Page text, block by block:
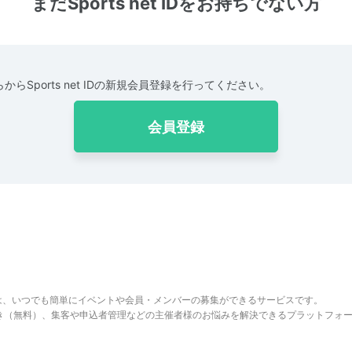
からSports net IDの新規会員登録を行ってください。
会員登録
いつでも簡単にイベントや会員・メンバーの募集ができるサービスです。
無料）、集客や申込者管理などの主催者様のお悩みを解決できるプラットフォー